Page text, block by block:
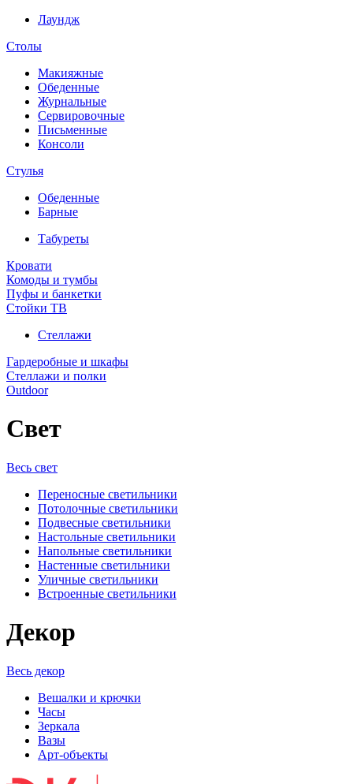
Лаундж
Столы
Макияжные
Обеденные
Журнальные
Сервировочные
Письменные
Консоли
Стулья
Обеденные
Барные
Табуреты
Кровати
Комоды и тумбы
Пуфы и банкетки
Стойки ТВ
Стеллажи
Гардеробные и шкафы
Стеллажи и полки
Outdoor
Свет
Весь свет
Переносные светильники
Потолочные светильники
Подвесные светильники
Настольные светильники
Напольные светильники
Настенные светильники
Уличные светильники
Встроенные светильники
Декор
Весь декор
Вешалки и крючки
Часы
Зеркала
Вазы
Арт-объекты